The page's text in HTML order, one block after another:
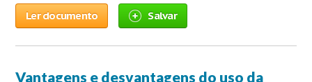
Ler documento Salvar
Vantagens e desvantagens do uso da